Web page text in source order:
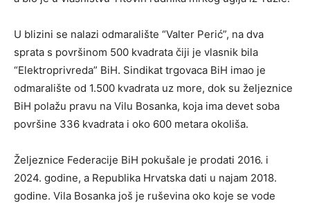
U blizini se nalazi odmaralište “Valter Perić”, na dva
sprata s površinom 500 kvadrata čiji je vlasnik bila
“Elektroprivreda” BiH. Sindikat trgovaca BiH imao je
odmaralište od 1.500 kvadrata uz more, dok su željeznice
BiH polažu pravu na Vilu Bosanka, koja ima devet soba
površine 336 kvadrata i oko 600 metara okoliša.
Željeznice Federacije BiH pokušale je prodati 2016. i
2024. godine, a Republika Hrvatska dati u najam 2018.
godine. Vila Bosanka još je ruševina oko koje se vode